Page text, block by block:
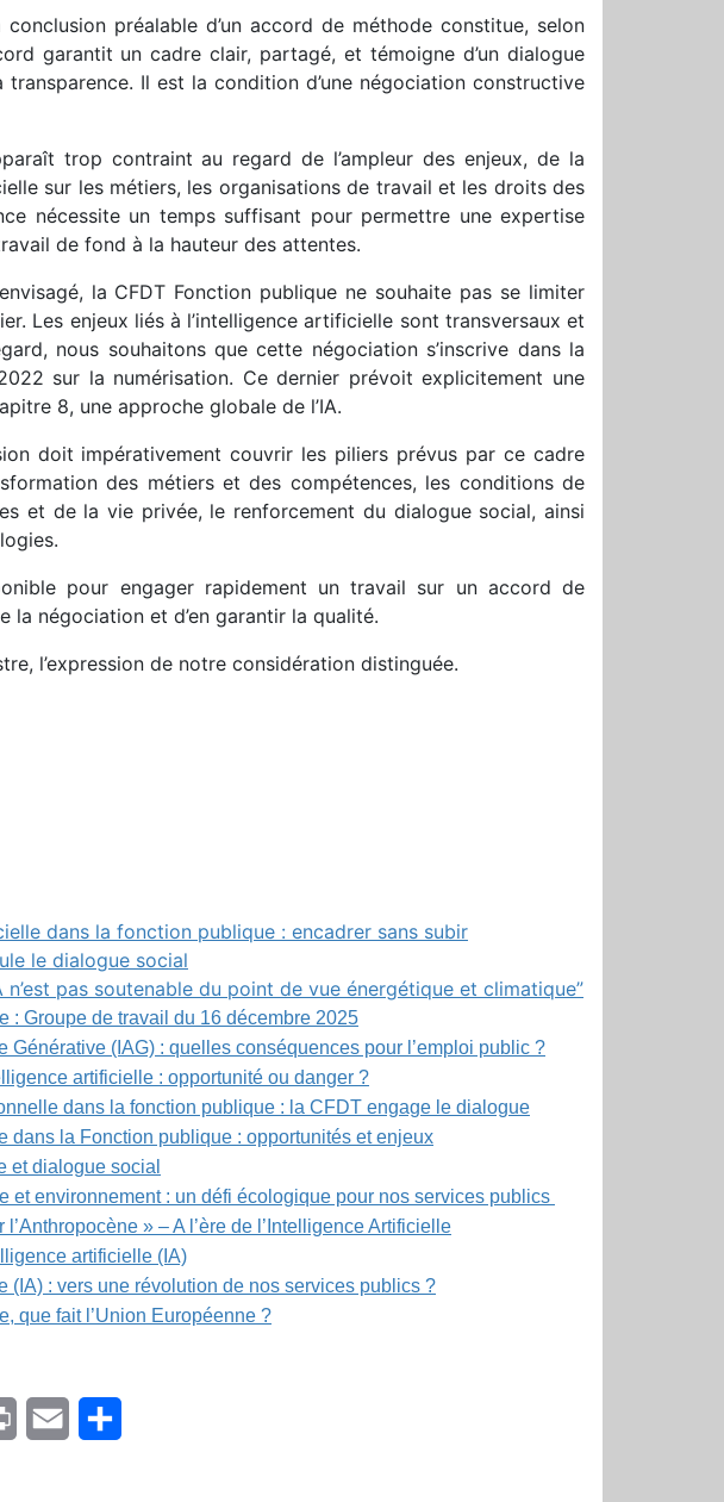
préalable d’un accord de méthode constitue, selon
garantit un cadre clair, partagé, et témoigne d’un dialogue
Il est la condition d’une négociation constructive
trop contraint au regard de l’ampleur des enjeux, de la
sur les métiers, les organisations de travail et les droits des
nécessite un temps suffisant pour permettre une expertise
de fond à la hauteur des attentes.
la CFDT Fonction publique ne souhaite pas se limiter
Les enjeux liés à l’intelligence artificielle sont transversaux et
nous souhaitons que cette négociation s’inscrive dans la
sur la numérisation. Ce dernier prévoit explicitement une
8, une approche globale de l’IA.
doit impérativement couvrir les piliers prévus par ce cadre
des métiers et des compétences, les conditions de
et de la vie privée, le renforcement du dialogue social, ainsi
pour engager rapidement un travail sur un accord de
négociation et d’en garantir la qualité.
l’expression de notre considération distinguée.
dans la fonction publique : encadrer sans subir
le dialogue social
n’est pas soutenable du point de vue énergétique et climatique”
: Groupe de travail du 16 décembre 2025
Générative (IAG) : quelles conséquences pour l’emploi public ?
artificielle : opportunité ou danger ?
dans la fonction publique : la CFDT engage le dialogue
dans la Fonction publique : opportunités et enjeux
et dialogue social
et environnement : un défi écologique pour nos services publics
l’Anthropocène » – A l’ère de l’Intelligence Artificielle
artificielle (IA)
(IA) : vers une révolution de nos services publics ?
que fait l’Union Européenne ?
Print Email